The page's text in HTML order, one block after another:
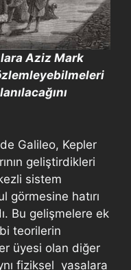
Aziz Mark
Galileo, Kepler
geliştirdikleri
sistem
görmesine hatırı
Bu gelişmelere ek
teorilerin
üyesi olan diğer
fiziksel yasalara